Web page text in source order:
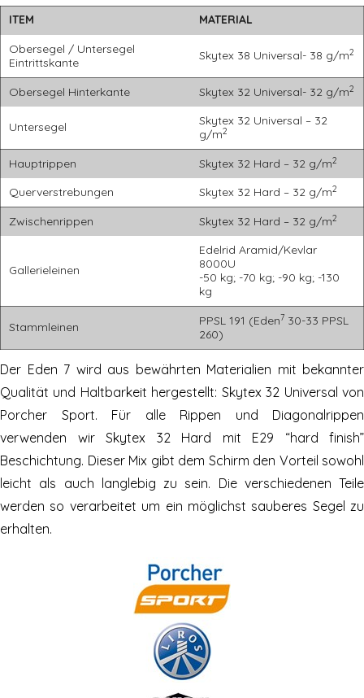
ITEM
MATERIAL
Obersegel / Untersegel
Eintrittskante
Skytex 38 Universal- 38 g/m2
Obersegel Hinterkante Skytex 32 Universal- 32 g/m2
Untersegel
Skytex 32 Universal – 32
g/m2
Hauptrippen Skytex 32 Hard – 32 g/m2
Querverstrebungen Skytex 32 Hard – 32 g/m2
Zwischenrippen Skytex 32 Hard – 32 g/m2
Gallerieleinen
Edelrid Aramid/Kevlar
8000U
-50 kg; -70 kg; -90 kg; -130
kg
Stammleinen PPSL 191 (Eden7 30-33 PPSL
260)
Der Eden 7 wird aus bewährten Materialien mit bekannter
Qualität und Haltbarkeit hergestellt: Skytex 32 Universal von
Porcher Sport. Für alle Rippen und Diagonalrippen
verwenden wir Skytex 32 Hard mit E29 “hard finish”
Beschichtung. Dieser Mix gibt dem Schirm den Vorteil sowohl
leicht als auch langlebig zu sein. Die verschiedenen Teile
werden so verarbeitet um ein möglichst sauberes Segel zu
erhalten.